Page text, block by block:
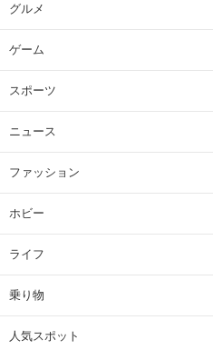
グルメ
ゲーム
スポーツ
ニュース
ファッション
ホビー
ライフ
乗り物
人気スポット